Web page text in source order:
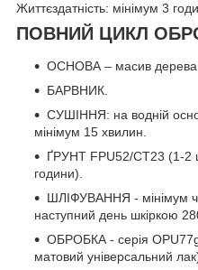
Життєздатність: мінімум 3
ПОВНИЙ ЦИКЛ
ОСНОВА – масив дерева
БАРВНИК.
СУШІННЯ: на водній
мінімум 15 хвилин.
ҐРУНТ FPU52/СТ23 (1-2
години).
ШЛІФУВАННЯ - мінімум
наступний день шкіркою
ОБРОБКА - серія
матовий універсальний